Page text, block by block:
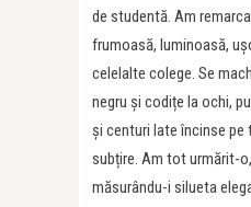
de studentă. Am
frumoasă, luminoasă,
celelalte colege. Se
negru și codițe la ochi,
și centuri late încinse pe
subțire. Am tot urmărit-
măsurându-i silueta